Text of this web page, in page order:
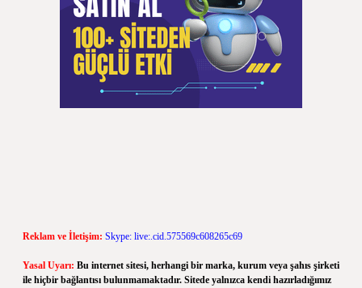
Reklam ve İletişim: Skype: live:.cid.575569c608265c69
Yasal Uyarı: Bu internet sitesi, herhangi bir marka, kurum veya şahıs şirketi
ile hiçbir bağlantısı bulunmamaktadır. Sitede yalnızca kendi hazırladığımız